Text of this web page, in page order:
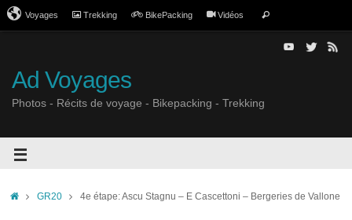
Voyages Trekking BikePacking Vidéos
Ad Voyages
Photos - Récits de voyage - Bikepacking - Trekking
GR20 4e étape: Ascu Stagnu – E Cascettoni – Bergeries de Vallone